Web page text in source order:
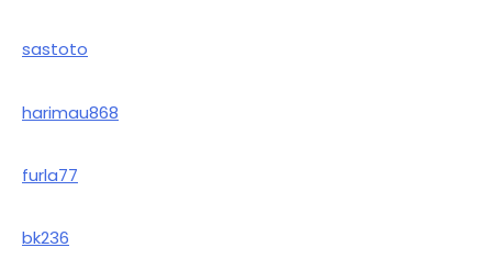
sastoto
harimau868
furla77
bk236